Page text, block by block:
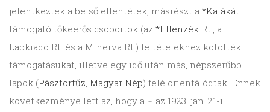
jelentkeztek a belső ellentétek, másrészt a *Kalákát
támogató tőkeerős csoportok (az *Ellenzék Rt., a
Lapkiadó Rt. és a Minerva Rt.) feltételekhez kötötték
támogatásukat, illetve egy idő után más, népszerűbb
lapok (Pásztortűz, Magyar Nép) felé orientálódtak. Ennek
következménye lett az, hogy a ~ az 1923. jan. 21-i